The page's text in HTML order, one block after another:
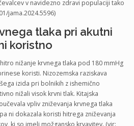
v navidezno zdravi populaciji tako
jama.2024.5596)
tlaka pri akutni
koristno
nižanje krvnega tlaka pod 180 mmHg
koristi. Nizozemska raziskava
izida pri bolnikih z ishemično
nižali visok krvni tlak. Kitajska
vpliv zniževanja krvnega tlaka
ni dokazala koristi hitrega zniževanja